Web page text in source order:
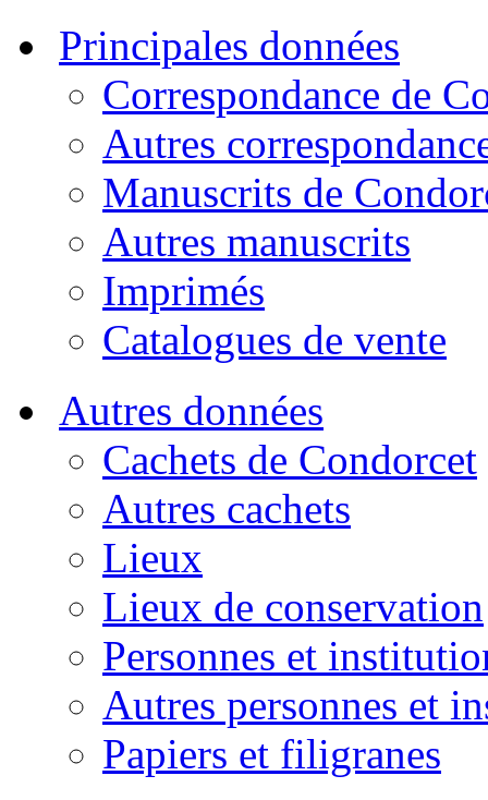
Principales données
Correspondance de
Autres
Manuscrits de
Autres manuscrits
Imprimés
Catalogues de vente
Autres données
Cachets de Condorcet
Autres cachets
Lieux
Lieux de conservation
Personnes et
Autres personnes et
Papiers et filigranes